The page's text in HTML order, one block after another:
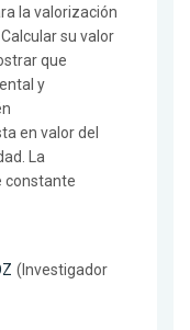
la valorización
su valor
que
y
en valor del
La
constante
(Investigador